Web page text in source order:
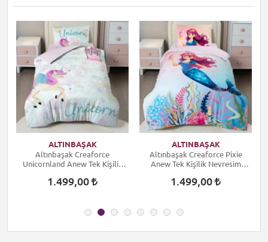
ALTINBAŞAK
Altınbaşak Creaforce
Unicornland Anew Tek Kişilik
1.499,00
ALTINBAŞAK
Altınbaşak Creaforce Pixie
Anew Tek Kişilik Nevresim
1.499,00